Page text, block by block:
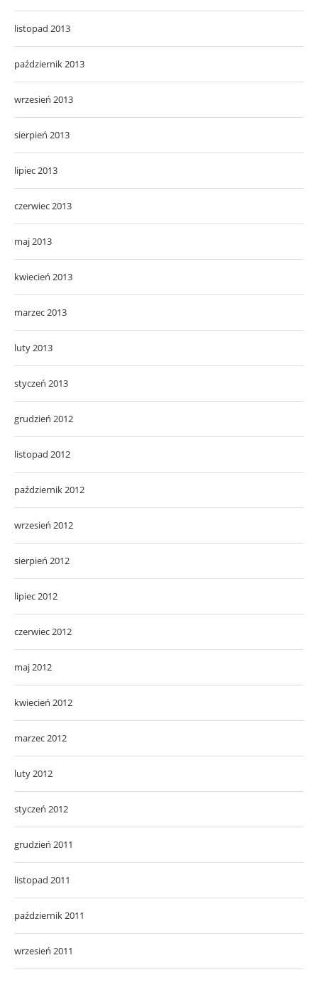
listopad 2013
październik 2013
wrzesień 2013
sierpień 2013
lipiec 2013
czerwiec 2013
maj 2013
kwiecień 2013
marzec 2013
luty 2013
styczeń 2013
grudzień 2012
listopad 2012
październik 2012
wrzesień 2012
sierpień 2012
lipiec 2012
czerwiec 2012
maj 2012
kwiecień 2012
marzec 2012
luty 2012
styczeń 2012
grudzień 2011
listopad 2011
październik 2011
wrzesień 2011